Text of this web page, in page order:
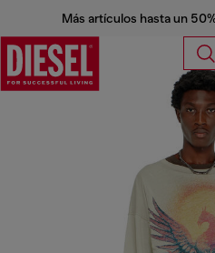
Más artículos hasta un